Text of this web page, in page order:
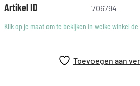
Artikel ID
706794
Klik op je maat om te bekijken in welke winkel
Toevoegen aan